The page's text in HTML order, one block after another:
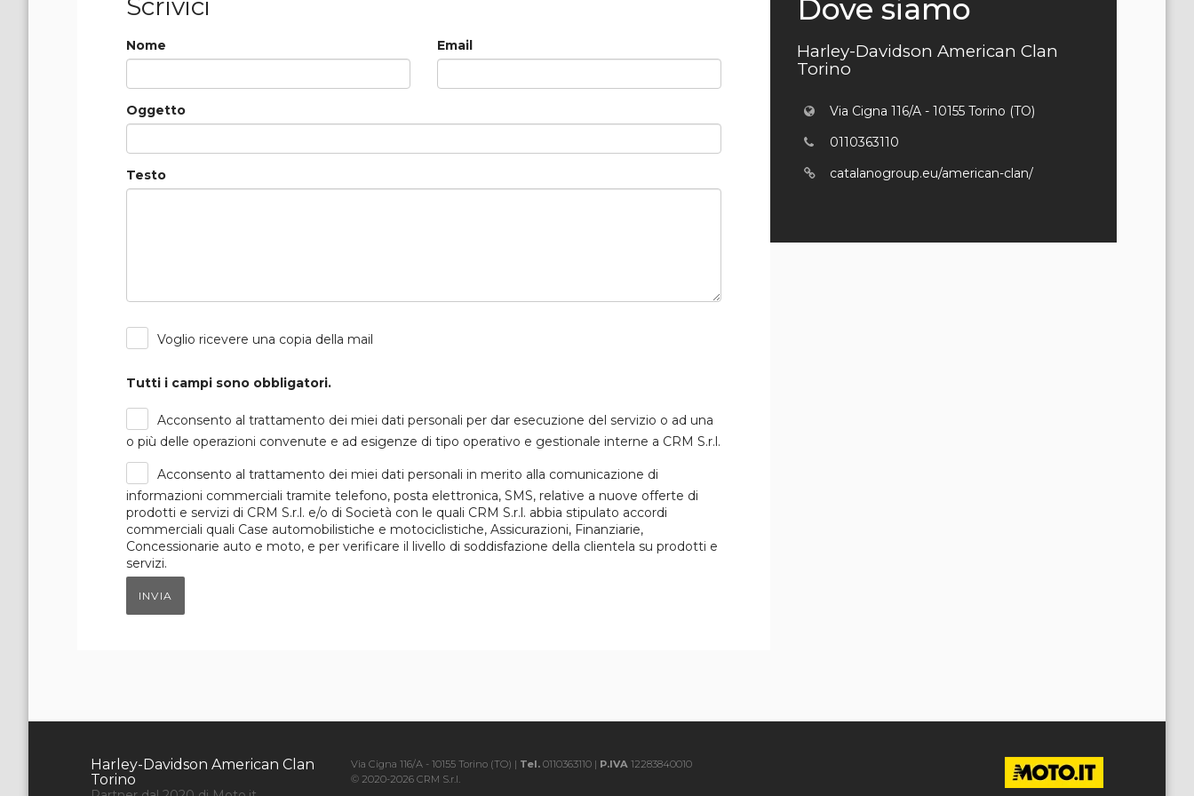
Scrivici
Nome Email
Oggetto
Testo
Voglio ricevere una copia della mail
Tutti i campi sono obbligatori.
Acconsento al trattamento dei miei dati personali per dar esecuzione del servizio o ad una
o più delle operazioni convenute e ad esigenze di tipo operativo e gestionale interne a CRM S.r.l.
Acconsento al trattamento dei miei dati personali in merito alla comunicazione di
informazioni commerciali tramite telefono, posta elettronica, SMS, relative a nuove offerte di
prodotti e servizi di CRM S.r.l. e/o di Società con le quali CRM S.r.l. abbia stipulato accordi
commerciali quali Case automobilistiche e motociclistiche, Assicurazioni, Finanziarie,
Concessionarie auto e moto, e per verificare il livello di soddisfazione della clientela su prodotti e
servizi.
INVIA
Dove siamo
Harley-Davidson American Clan
Torino
Via Cigna 116/A - 10155 Torino (TO)
0110363110
catalanogroup.eu/american-clan/
Harley-Davidson American Clan
Torino
Via Cigna 116/A - 10155 Torino (TO) | Tel.0110363110 | P.IVA12283840010
© 2020-2026 CRM S.r.l.